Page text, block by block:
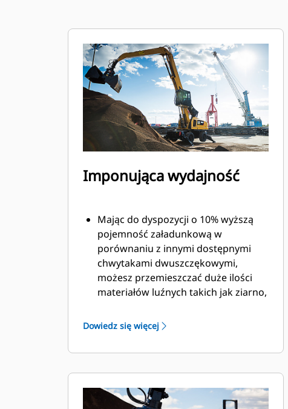
Imponująca wydajność
Mając do dyspozycji o 10% wyższą
pojemność załadunkową w
porównaniu z innymi dostępnymi
chwytakami dwuszczękowymi,
możesz przemieszczać duże ilości
materiałów luźnych takich jak ziarno,
Szeroko otwierające się szczęki
umożliwiają chwytanie i
przemieszczanie dużych ilości
chwytaka w połączeniu z szybkim
Dowiedz się więcej